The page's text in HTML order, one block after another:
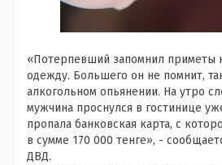
«Потерпевший запомнил приметы
одежду. Большего он не помнит,
алкогольном опьянении. На утро
мужчина проснулся в гостинице
пропала банковская карта, с
в сумме 170 000 тенге», -
ДВД.